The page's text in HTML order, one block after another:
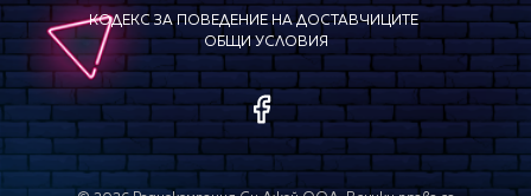
КОДЕКС ЗА ПОВЕДЕНИЕ НА ДОСТАВЧИЦИТЕ
ОБЩИ УСЛОВИЯ